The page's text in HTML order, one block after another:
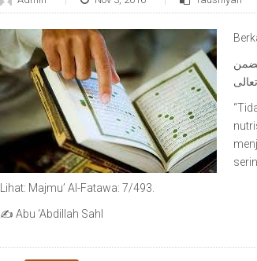
Lihat: Majmu’ Al-Fatawa: 7/493.
✍ Abu ‘Abdillah Sahl